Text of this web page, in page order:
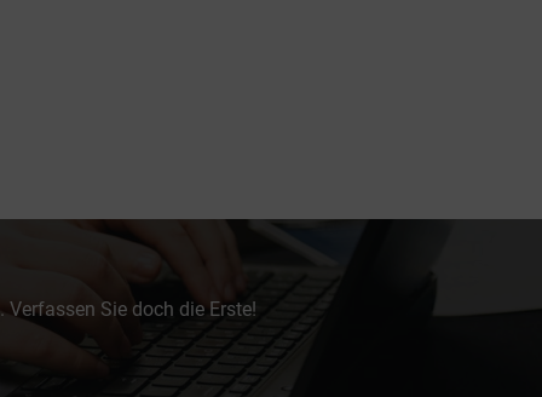
Verfassen Sie doch die Erste!